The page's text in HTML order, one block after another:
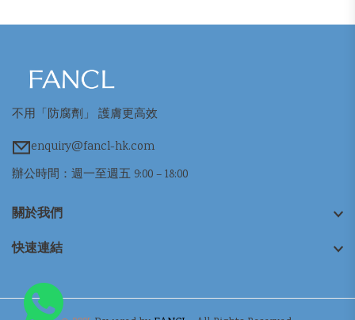
不用「防腐劑」 護膚更高效
enquiry@fancl-hk.com
辦公時間：週一至週五 9:00 – 18:00
關於我們
快速連結